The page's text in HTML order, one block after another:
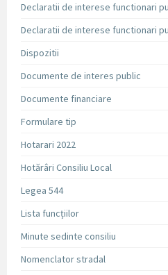
Declaratii de interese functionari
Declaratii de interese functionari
Dispozitii
Documente de interes public
Documente financiare
Formulare tip
Hotarari 2022
Hotărâri Consiliu Local
Legea 544
Lista funcțiilor
Minute sedinte consiliu
Nomenclator stradal